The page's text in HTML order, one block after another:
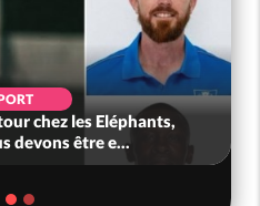
chez les Eléphants,
devons être e...